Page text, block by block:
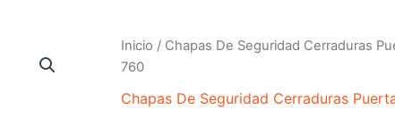
Inicio / Chapas De Seguridad Cerraduras
760
Chapas De Seguridad Cerraduras